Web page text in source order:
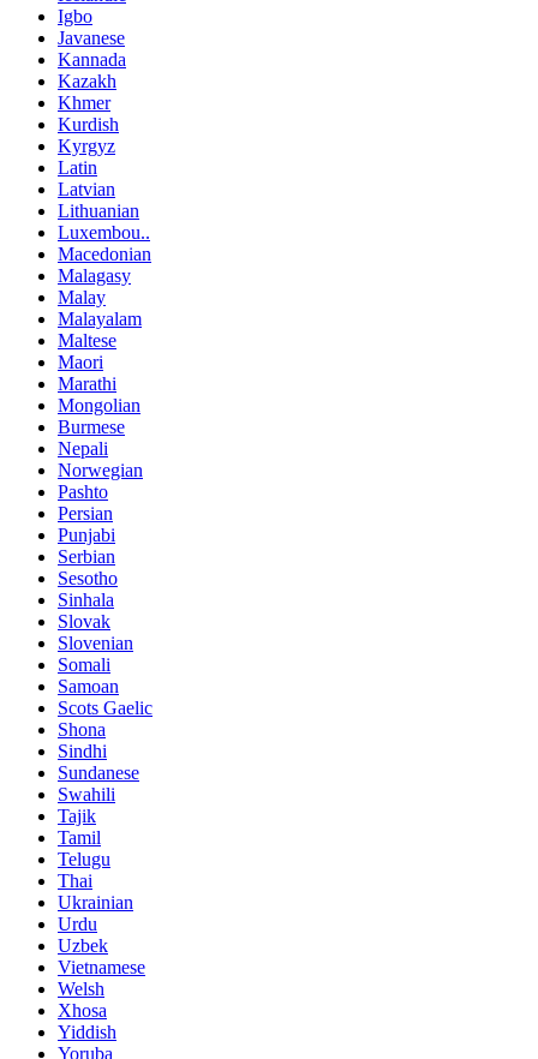
Igbo
Javanese
Kannada
Kazakh
Khmer
Kurdish
Kyrgyz
Latin
Latvian
Lithuanian
Luxembou..
Macedonian
Malagasy
Malay
Malayalam
Maltese
Maori
Marathi
Mongolian
Burmese
Nepali
Norwegian
Pashto
Persian
Punjabi
Serbian
Sesotho
Sinhala
Slovak
Slovenian
Somali
Samoan
Scots Gaelic
Shona
Sindhi
Sundanese
Swahili
Tajik
Tamil
Telugu
Thai
Ukrainian
Urdu
Uzbek
Vietnamese
Welsh
Xhosa
Yiddish
Yoruba